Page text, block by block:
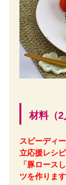
材料（2
スピーディ
立応援レシ
「豚ロース
ツを作ります